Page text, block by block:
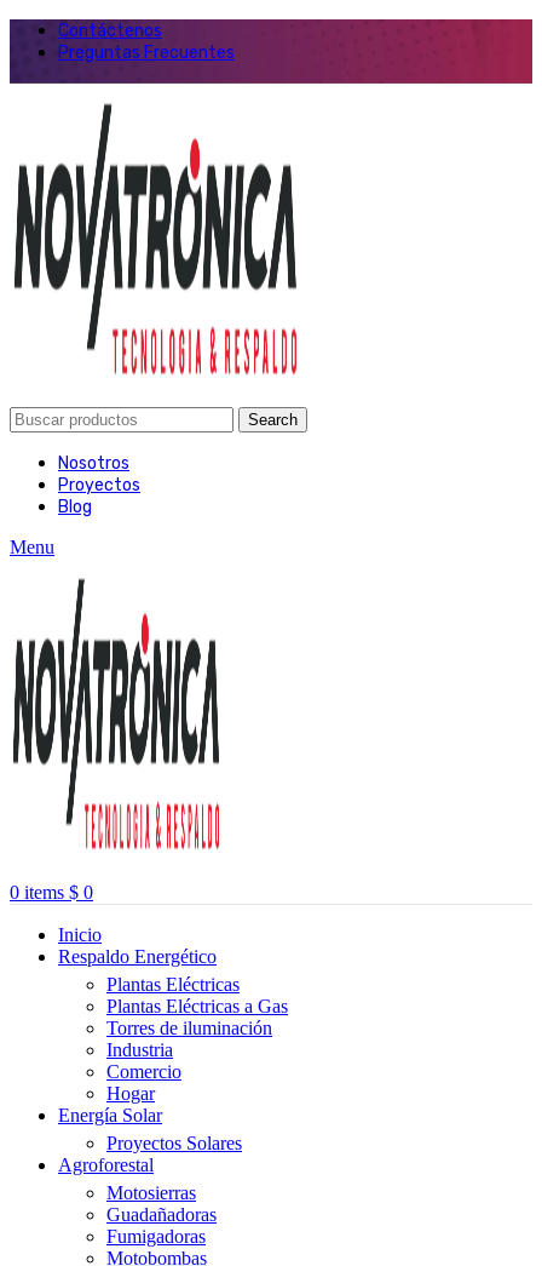
Contáctenos
Preguntas Frecuentes
Search
Nosotros
Proyectos
Blog
Menu
0 items $ 0
Inicio
Respaldo Energético
Plantas Eléctricas
Plantas Eléctricas a Gas
Torres de iluminación
Industria
Comercio
Hogar
Energía Solar
Proyectos Solares
Agroforestal
Motosierras
Guadañadoras
Fumigadoras
Motobombas